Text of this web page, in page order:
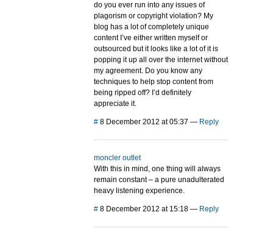
do you ever run into any issues of
plagorism or copyright violation? My
blog has a lot of completely unique
content I’ve either written myself or
outsourced but it looks like a lot of it is
popping it up all over the internet without
my agreement. Do you know any
techniques to help stop content from
being ripped off? I’d definitely
appreciate it.
# 8 December 2012 at 05:37 — Reply
moncler outlet
With this in mind, one thing will always
remain constant – a pure unadulterated
heavy listening experience.
# 8 December 2012 at 15:18 — Reply